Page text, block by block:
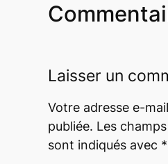
Laisser un
Votre adresse e-
publiée. Les
sont indiqués avec *